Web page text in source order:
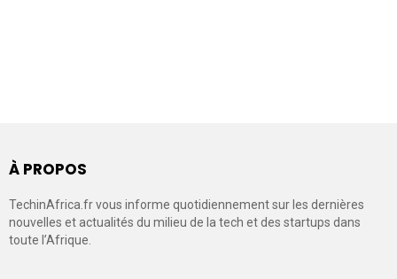
À PROPOS
TechinAfrica.fr vous informe quotidiennement sur les dernières
nouvelles et actualités du milieu de la tech et des startups dans
toute l’Afrique.